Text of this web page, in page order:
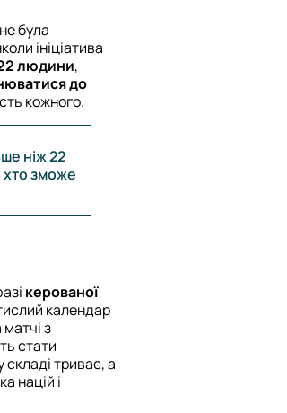
була
ініціатива
людини,
до
кожного.
ніж 22
зможе
керованої
календар
матчі з
стати
складі триває, а
націй і